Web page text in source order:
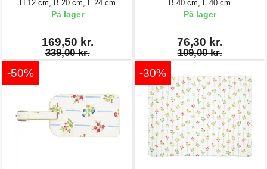
H 12 cm, B 20 cm, L 24 cm
På lager
169,50 kr.
339,00 kr.
B 40 cm, L 40 cm
På lager
76,30 kr.
109,00 kr.
-50% -30%